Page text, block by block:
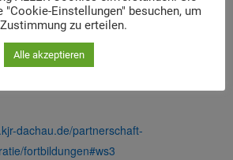
dachau.de/partnerschaft-
fortbildungen#ws3
"Cookie-Einstellungen" besuchen, um
zu erteilen.
Alle akzeptieren